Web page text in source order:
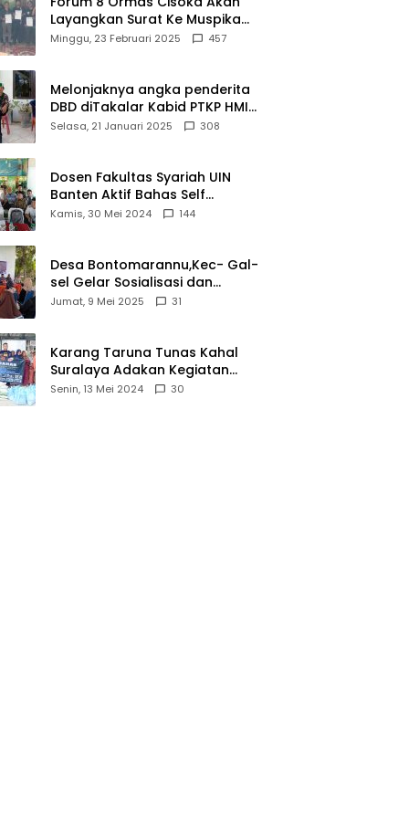
Layangkan Surat Ke Muspika
Atas Adanya Kantor Matel di
Minggu, 23 Februari 2025 457
Melonjaknya angka penderita
DBD diTakalar Kabid PTKP HMI
Cab.Takalar angkat bicara
Selasa, 21 Januari 2025 308
Dosen Fakultas Syariah UIN
Banten Aktif Bahas Self
Declare Halal dalam Forum
Kamis, 30 Mei 2024 144
Desa Bontomarannu,Kec- Gal-
sel Gelar Sosialisasi dan
Bimtek Pemutakhiran Data ID
Jumat, 9 Mei 2025 31
Karang Taruna Tunas Kahal
Suralaya Adakan Kegiatan
Bansos Terhadap Kaum
Senin, 13 Mei 2024 30